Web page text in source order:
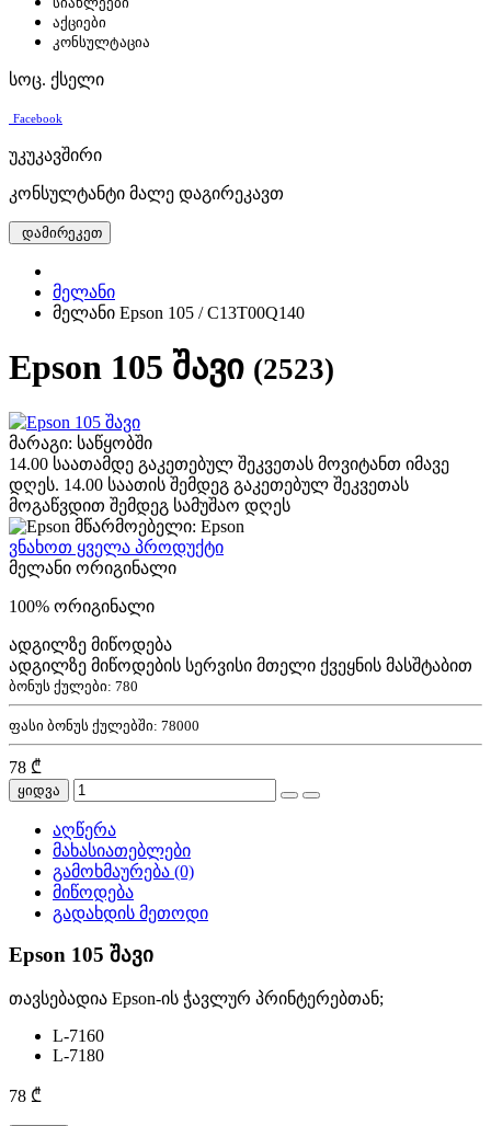
აქციები
კონსულტაცია
სოც. ქსელი
Facebook
უკუკავშირი
კონსულტანტი მალე დაგირეკავთ
დამირეკეთ
მელანი
მელანი Epson 105 / C13T00Q140
Epson 105 შავი (2523)
მარაგი: საწყობში
14.00 საათამდე გაკეთებულ შეკვეთას მოვიტანთ იმავე
დღეს. 14.00 საათის შემდეგ გაკეთებულ შეკვეთას
მოგაწვდით შემდეგ სამუშაო დღეს
მწარმოებელი: Epson
ვნახოთ ყველა პროდუქტი
მელანი ორიგინალი
100% ორიგინალი
ადგილზე მიწოდება
ადგილზე მიწოდების სერვისი მთელი ქვეყნის მასშტაბით
ბონუს ქულები: 780
ფასი ბონუს ქულებში: 78000
78 ₾
ყიდვა
აღწერა
მახასიათებლები
გამოხმაურება (0)
მიწოდება
გადახდის მეთოდი
Epson 105 შავი
თავსებადია Epson-ის ჭავლურ პრინტერებთან;
L-7160
L-7180
78 ₾